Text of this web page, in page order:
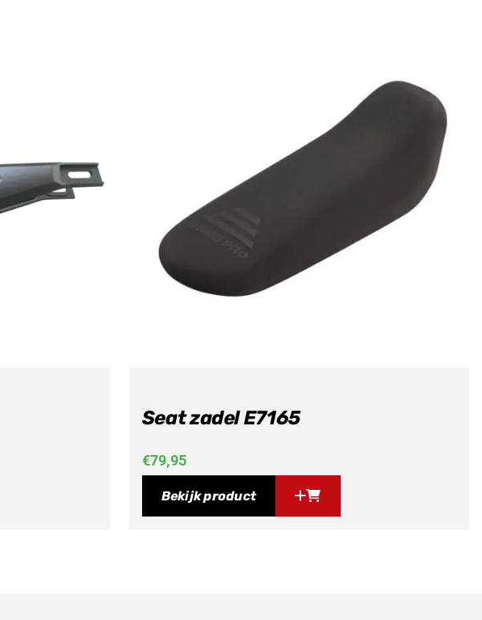
Seat zadel E7165
€79,95
Bekijk product